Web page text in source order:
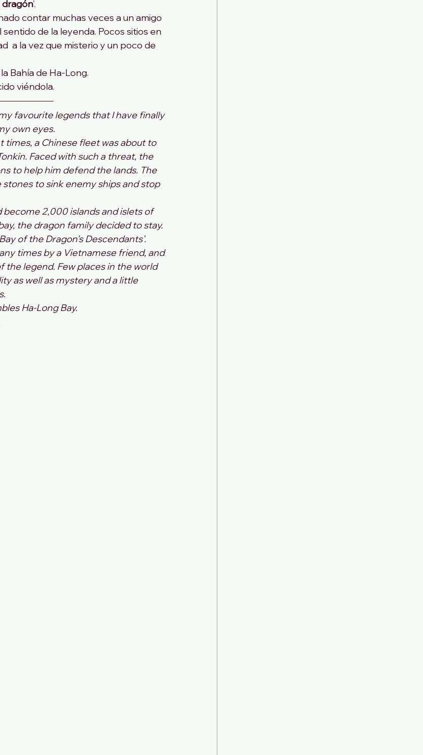
’.
contar muchas veces a un amigo
de la leyenda. Pocos sitios en
a la vez que misterio y un poco de
Bahía de Ha-Long.
viéndola.
favourite legends that I have finally
own eyes.
a Chinese fleet was about to
Faced with such a threat, the
to help him defend the lands. The
to sink enemy ships and stop
2,000 islands and islets of
the dragon family decided to stay.
of the Dragon's Descendants'.
times by a Vietnamese friend, and
the legend. Few places in the world
as well as mystery and a little
Ha-Long Bay.